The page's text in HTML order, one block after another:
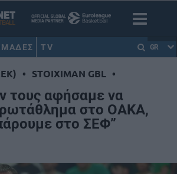
TV GR
• STOIXIMAN GBL •
τους αφήσαμε να
στο ΟΑΚΑ,
στο ΣΕΦ”